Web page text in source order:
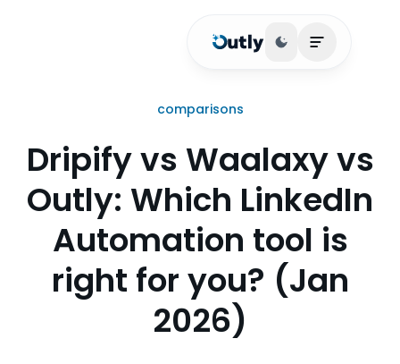
Basculer le thème
Ouvrir le
comparisons
Dripify vs Waalaxy vs
Outly: Which LinkedIn
Automation tool is
right for you? (Jan
2026)